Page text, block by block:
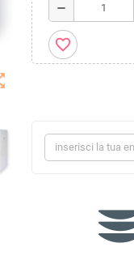
remove
favorite_border